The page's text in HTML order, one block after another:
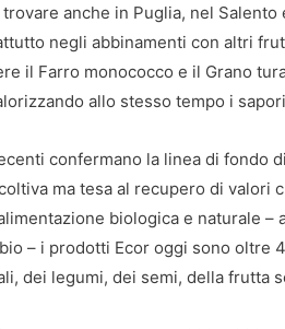
anche in Puglia, nel
negli abbinamenti con altri
il Farro monococco e il Grano
allo stesso tempo i
confermano la linea di fondo
ma tesa al recupero di
biologica e naturale
– i prodotti Ecor oggi sono oltre
dei legumi, dei semi, della frutta